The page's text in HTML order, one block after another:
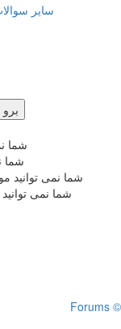
سایر
شما
شما
شما نمی توانید
شما نمی
Forums ©